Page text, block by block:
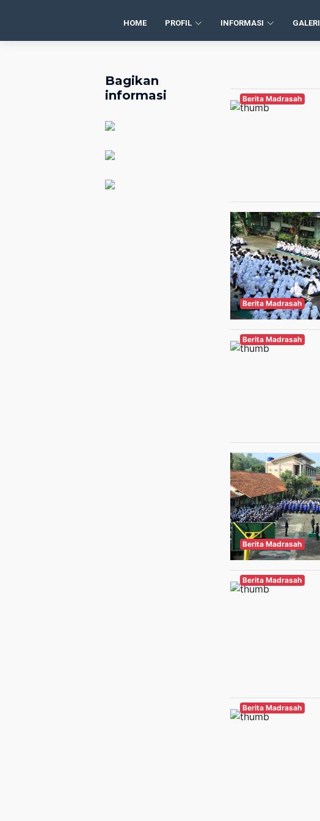
HOME PROFIL INFORMASI GALERI
Bagikan
informasi
Berita Madrasah
Berita Madrasah
Berita Madrasah
Berita Madrasah
Berita Madrasah
Berita Madrasah